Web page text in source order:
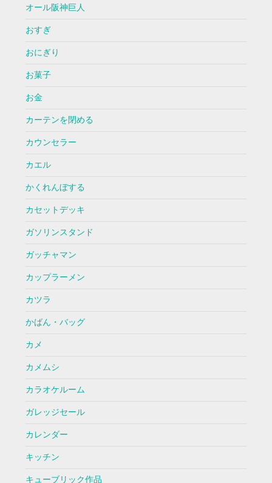
オール阪神巨人
おすぎ
おにぎり
お菓子
お金
カーテンを閉める
カウンセラー
カエル
かくれんぼする
カセットデッキ
ガソリンスタンド
ガッチャマン
カップラーメン
カツラ
かばん・バッグ
カメ
カメムシ
カラオケルーム
ガレッジセール
カレンダー
キッチン
キューブリック作品